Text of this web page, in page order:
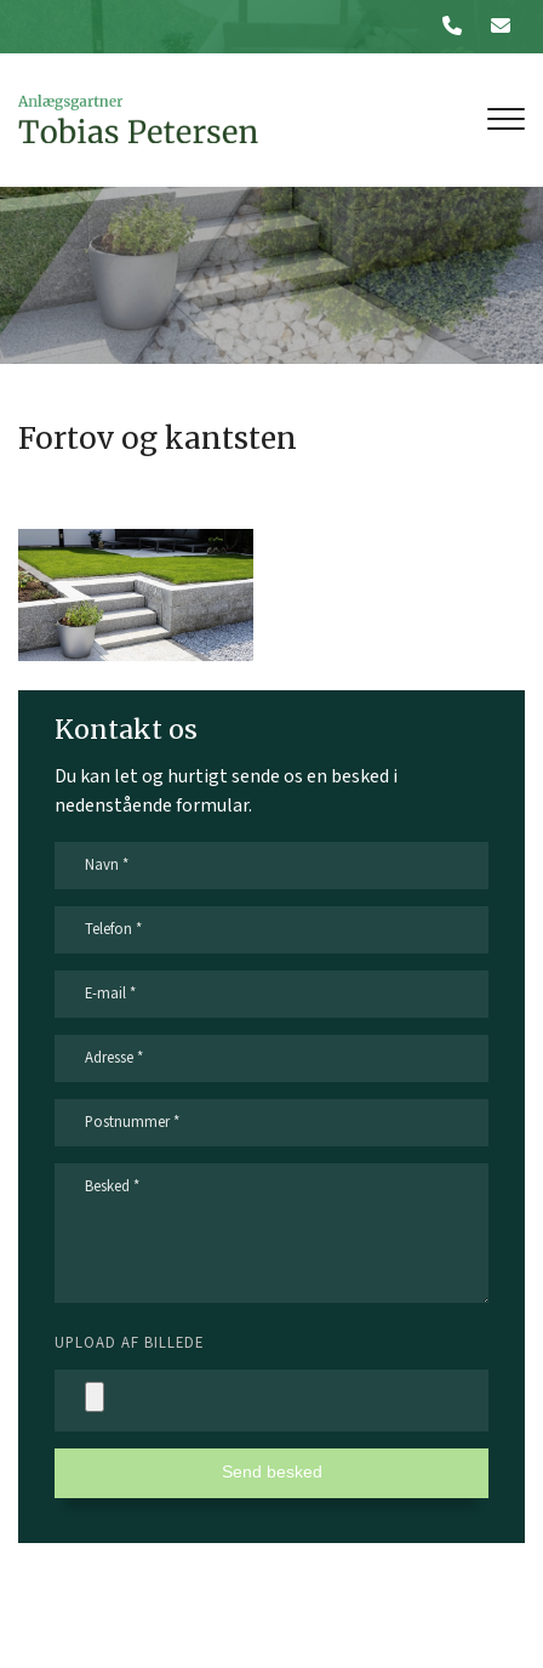
Fortov og kantsten
Kontakt os
Du kan let og hurtigt sende os en besked i
nedenstående formular.
UPLOAD AF BILLEDE